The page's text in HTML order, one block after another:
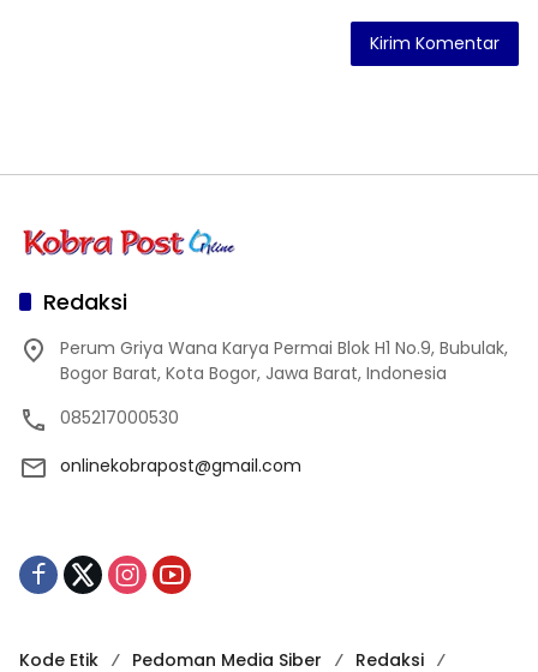
Redaksi
Perum Griya Wana Karya Permai Blok H1 No.9, Bubulak,
Bogor Barat, Kota Bogor, Jawa Barat, Indonesia
085217000530
onlinekobrapost@gmail.com
Kode Etik Pedoman Media Siber Redaksi